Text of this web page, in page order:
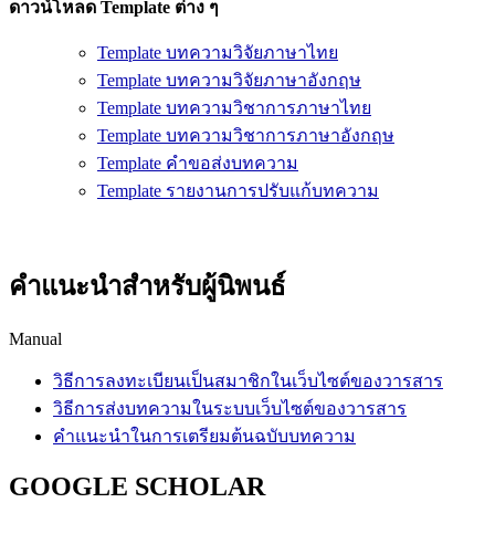
ดาวน์โหลด Template ต่าง ๆ
Template บทความวิจัยภาษาไทย
Template บทความวิจัยภาษาอังกฤษ
Template บทความวิชาการภาษาไทย
Template บทความวิชาการภาษาอังกฤษ
Template คำขอส่งบทความ
Template รายงานการปรับแก้บทความ
คำแนะนำสำหรับผู้นิพนธ์
Manual
วิธีการลงทะเบียนเป็นสมาชิกในเว็บไซต์ของวารสาร
วิธีการส่งบทความในระบบเว็บไซต์ของวารสาร
คำแนะนำในการเตรียมต้นฉบับบทความ
GOOGLE SCHOLAR